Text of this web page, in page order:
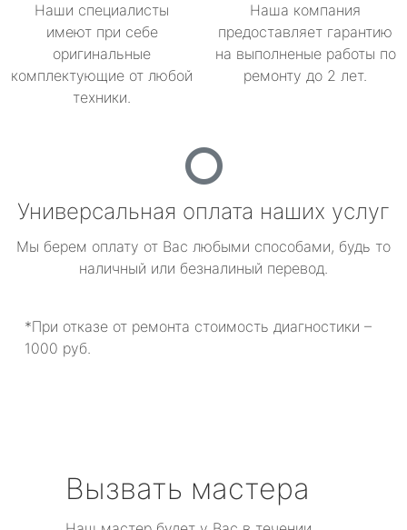
Наши специалисты
имеют при себе
оригинальные
комплектующие от любой
техники.
Наша компания
предоставляет гарантию
на выполненые работы по
ремонту до 2 лет.
Универсальная оплата наших услуг
Мы берем оплату от Вас любыми способами, будь то
наличный или безналиный перевод.
*При отказе от ремонта стоимость диагностики –
1000 руб.
Вызвать мастера